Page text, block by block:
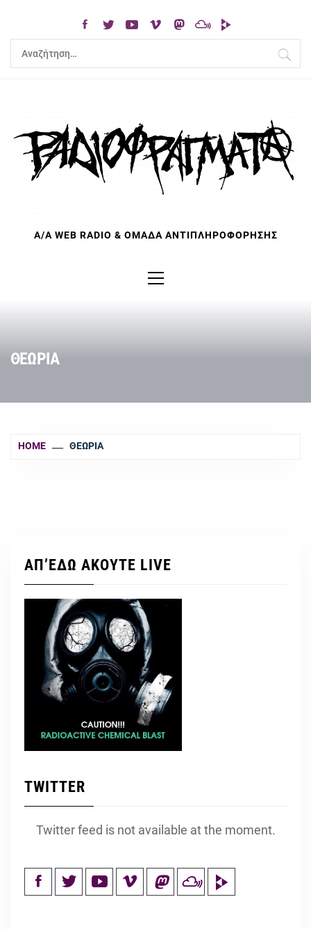
content
Αναζήτηση
για:
Α/Α WEB RADIO & ΟΜΑΔΑ ΑΝΤΙΠΛΗΡΟΦΟΡΗΣΗΣ
Menu
ΘΕΩΡΙΑ
HOME ΘΕΩΡΙΑ
ΑΠ’ΕΔΩ ΑΚΟΥΤΕ LIVE
TWITTER
Twitter feed is not available at the moment.